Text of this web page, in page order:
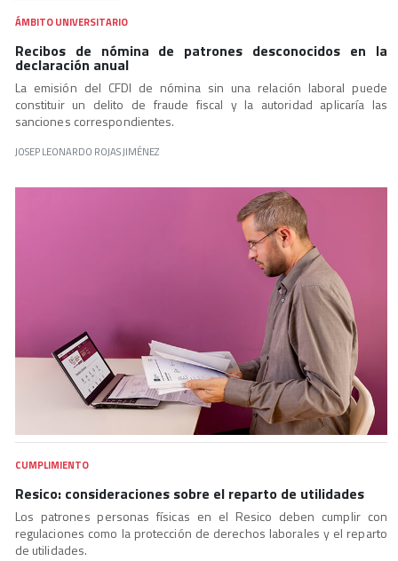
ÁMBITO UNIVERSITARIO
Recibos de nómina de patrones desconocidos en la
declaración anual
La emisión del CFDI de nómina sin una relación laboral puede
constituir un delito de fraude fiscal y la autoridad aplicaría las
sanciones correspondientes.
JOSEP LEONARDO ROJAS JIMÉNEZ
CUMPLIMIENTO
Resico: consideraciones sobre el reparto de utilidades
Los patrones personas físicas en el Resico deben cumplir con
regulaciones como la protección de derechos laborales y el reparto
de utilidades.